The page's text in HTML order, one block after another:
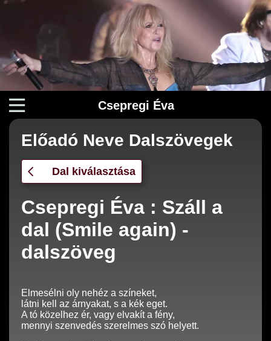
Csepregi Éva
Előadó Neve Dalszövegek
Dal kiválasztása
Csepregi Éva : Száll a
dal (Smile again) -
dalszöveg
Elmesélni oly nehéz a színeket,
látni kell az árnyakat, s a kék eget.
A tó közelhez ér, vagy elvakít a fény,
mennyi szenvedés szerelmes szó helyett.